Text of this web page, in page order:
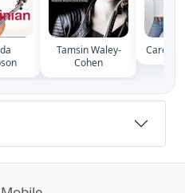
Tamsin Waley-
Cohen